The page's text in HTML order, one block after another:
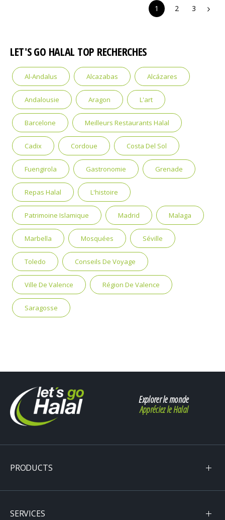
1 2 3
LET'S GO HALAL TOP RECHERCHES
Al-Andalus Alcazabas Alcázares
Andalousie Aragon L'art
Barcelone Meilleurs Restaurants Halal
Cadix Cordoue Costa Del Sol
Fuengirola Gastronomie Grenade
Repas Halal L'histoire
Patrimoine Islamique Madrid Malaga
Marbella Mosquées Séville
Toledo Conseils De Voyage
Ville De Valence Région De Valence
Saragosse
Explorer le monde
Appréciez le Halal
PRODUCTS
SERVICES